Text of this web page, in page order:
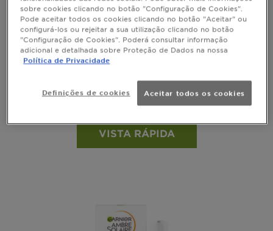
CREME FLUIDO DIÁRIO ANTI-MANCHAS
SUPER UV VITAMINA C FPS50+
VISTA RÁPIDA
sobre cookies clicando no botão "Configuração de Cookies".
Pode aceitar todos os cookies clicando no botão "Aceitar" ou
configurá-los ou rejeitar a sua utilização clicando no botão
"Configuração de Cookies". Poderá consultar informação
adicional e detalhada sobre Proteção de Dados na nossa
Política de Privacidade
Definições de cookies Aceitar todos os cookies